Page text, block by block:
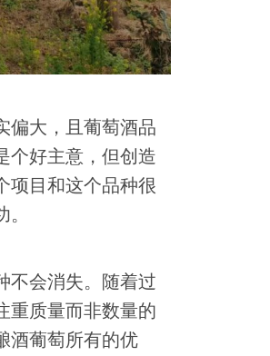
偏大，且葡萄酒品
个好主意，但创造
项目和这个品种很
不会消失。随着过
重质量而非数量的
酒葡萄所有的优